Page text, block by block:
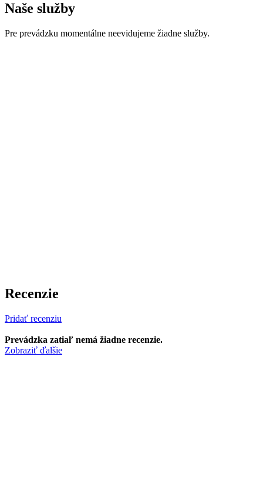
Naše služby
Pre prevádzku momentálne neevidujeme žiadne služby.
Recenzie
Pridať recenziu
Prevádzka zatiaľ nemá žiadne recenzie.
Zobraziť ďalšie